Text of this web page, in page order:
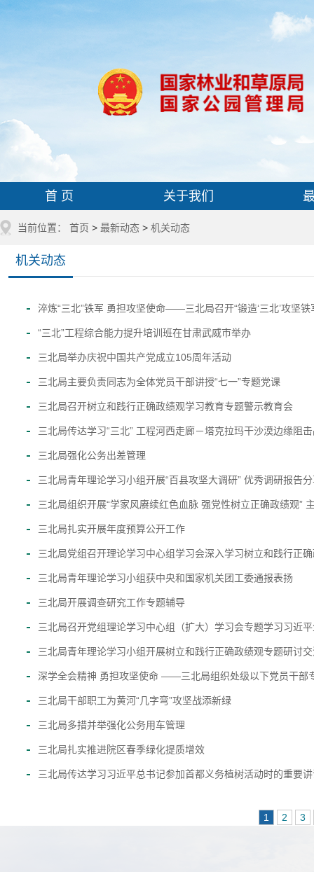
首 页 关于我们
当前位置： 首页 > 最新动态 > 机关动态
机关动态
淬炼“三北”铁军 勇担攻坚使命——三北局召开“锻造‘三北’攻坚铁
“三北”工程综合能力提升培训班在甘肃武威市举办
三北局举办庆祝中国共产党成立105周年活动
三北局主要负责同志为全体党员干部讲授“七一”专题党课
三北局召开树立和践行正确政绩观学习教育专题警示教育会
三北局传达学习“三北” 工程河西走廊－塔克拉玛干沙漠边缘阻
三北局强化公务出差管理
三北局青年理论学习小组开展“百县攻坚大调研” 优秀调研报告
三北局组织开展“学家风赓续红色血脉 强党性树立正确政绩观”
三北局扎实开展年度预算公开工作
三北局党组召开理论学习中心组学习会深入学习树立和践行正
三北局青年理论学习小组获中央和国家机关团工委通报表扬
三北局开展调查研究工作专题辅导
三北局召开党组理论学习中心组（扩大）学习会专题学习习近
三北局青年理论学习小组开展树立和践行正确政绩观专题研讨
深学全会精神 勇担攻坚使命 ——三北局组织处级以下党员干部
三北局干部职工为黄河“几字弯”攻坚战添新绿
三北局多措并举强化公务用车管理
三北局扎实推进院区春季绿化提质增效
三北局传达学习习近平总书记参加首都义务植树活动时的重要
1 2 3